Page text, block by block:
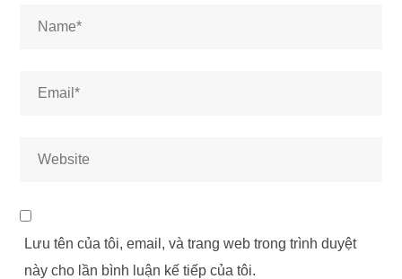
Lưu tên của tôi, email, và trang web trong trình duyệt
này cho lần bình luận kế tiếp của tôi.